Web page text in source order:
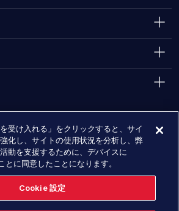
2026年11月16日 - 19に開催予定
受け入れる」をクリックすると、サイ
化し、サイトの使用状況を分析し、弊
動を支援するために、デバイスに
に同意したことになります。
Cookie 設定